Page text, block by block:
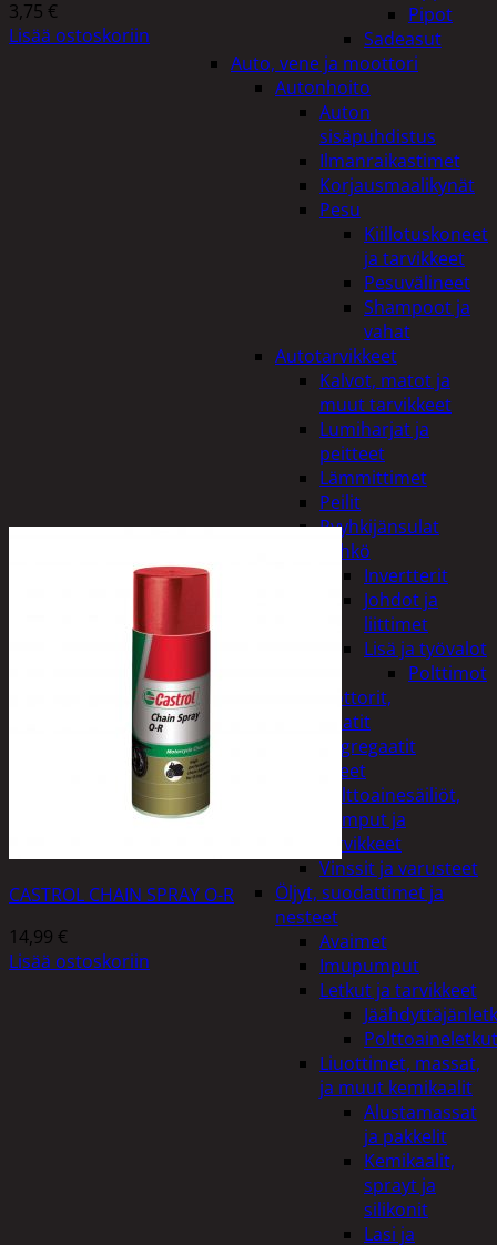
Pipot
Sadeasut
Auto, vene ja moottori
Autonhoito
Auton
sisäpuhdistus
Ilmanraikastimet
Korjausmaalikynät
Pesu
Kiillotuskoneet
ja tarvikkeet
Pesuvälineet
Shampoot ja
vahat
Autotarvikkeet
Kalvot, matot ja
muut tarvikkeet
Lumiharjat ja
peitteet
Lämmittimet
Peilit
Pyyhkijänsulat
Sähkö
Invertterit
Johdot ja
liittimet
Lisä ja työvalot
Polttimot
Irtomoottorit,
aggregaatit
Aggregaatit
Lisälaitteet
Polttoainesäiliöt,
pumput ja
tarvikkeet
Vinssit ja varusteet
Öljyt, suodattimet ja
nesteet
Avaimet
Imupumput
Letkut ja tarvikkeet
Polttoaineletkut
Liuottimet, massat,
ja muut kemikaalit
Alustamassat
ja pakkelit
Kemikaalit,
sprayt ja
silikonit
Lasi ja
3,75 €
Lisää ostoskoriin
CASTROL CHAIN SPRAY O-R
14,99 €
Lisää ostoskoriin